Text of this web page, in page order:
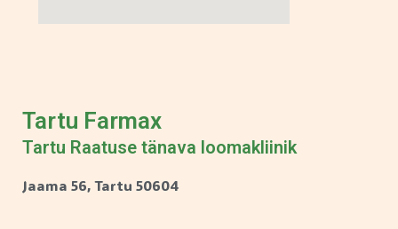
Tartu Farmax
Tartu Raatuse tänava loomakliinik
Jaama 56, Tartu 50604